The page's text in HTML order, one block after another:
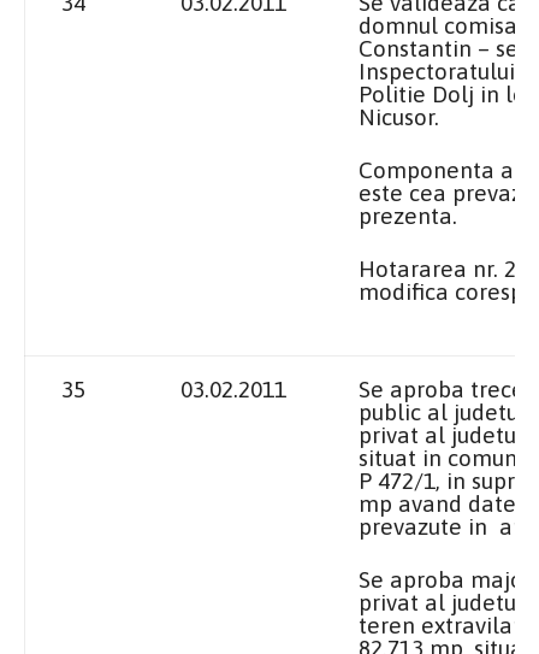
domnul
Constantin – sef
Inspectoratului
Politie Dolj in
Nicusor.
Componenta
este cea
prezenta.
Hotararea nr.
modifica
35 03.02.2011
Se aproba
public al
privat al
situat in comuna
P 472/1, in
mp avand
prevazute in
Se aproba
privat al
teren extravilan
82.713 mp,